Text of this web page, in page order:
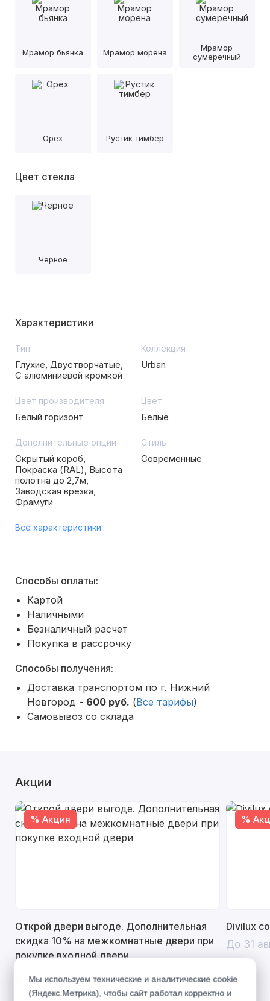
Мрамор бьянка Мрамор морена
Мрамор
сумеречный
Орех Рустик тимбер
Цвет стекла
Черное
Характеристики
Тип
Глухие, Двустворчатые,
С алюминиевой кромкой
Коллекция
Urban
Цвет производителя
Белый горизонт
Цвет
Белые
Дополнительные опции
Скрытый короб,
Покраска (RAL), Высота
полотна до 2,7м,
Заводская врезка,
Фрамуги
Стиль
Современные
Все характеристики
Способы оплаты:
Картой
Наличными
Безналичный расчет
Покупка в рассрочку
Способы получения:
Доставка транспортом по г. Нижний
Новгород - 600 руб. (Все тарифы)
Самовывоз со склада
Акции
% Акция
Открой двери выгоде. Дополнительная
скидка 10% на межкомнатные двери при
покупке входной двери
До 31 августа 2026 г
%
Divilux
До 31
Мы используем технические и аналитические cookie
(Яндекс.Метрика), чтобы сайт работал корректно и